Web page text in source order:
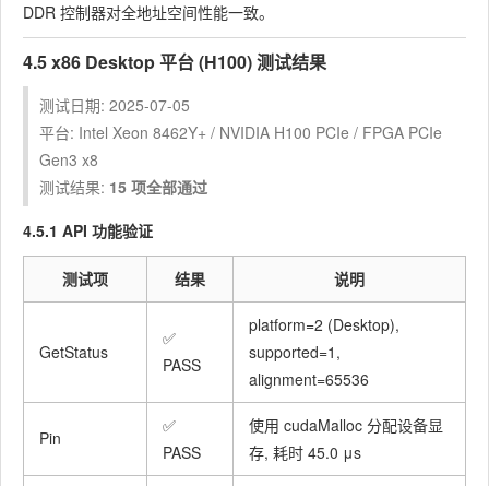
DDR 控制器对全地址空间性能一致。
4.5 x86 Desktop 平台 (H100) 测试结果
测试日期: 2025-07-05
平台: Intel Xeon 8462Y+ / NVIDIA H100 PCIe / FPGA PCIe
Gen3 x8
测试结果: 15 项全部通过
4.5.1 API 功能验证
测试项 结果 说明
GetStatus
✅
PASS
platform=2 (Desktop),
supported=1,
alignment=65536
Pin
✅
PASS
使用 cudaMalloc 分配设备显
存, 耗时 45.0 μs